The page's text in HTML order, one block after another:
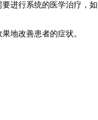
进行系统的医学治疗，
地改善患者的症状。